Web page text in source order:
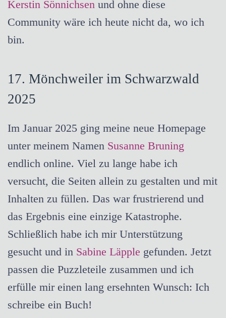
Kerstin Sönnichsen und ohne diese
Community wäre ich heute nicht da, wo ich
bin.
17. Mönchweiler im Schwarzwald
2025
Im Januar 2025 ging meine neue Homepage
unter meinem Namen Susanne Bruning
endlich online. Viel zu lange habe ich
versucht, die Seiten allein zu gestalten und mit
Inhalten zu füllen. Das war frustrierend und
das Ergebnis eine einzige Katastrophe.
Schließlich habe ich mir Unterstützung
gesucht und in Sabine Läpple gefunden. Jetzt
passen die Puzzleteile zusammen und ich
erfülle mir einen lang ersehnten Wunsch: Ich
schreibe ein Buch!